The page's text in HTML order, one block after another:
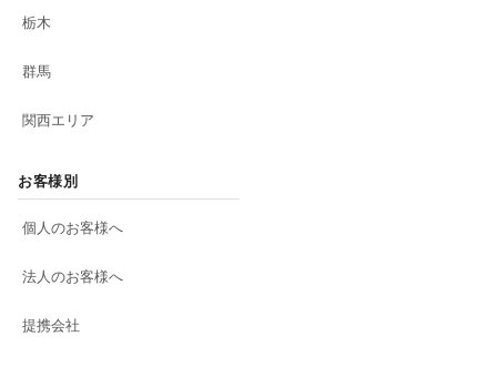
栃木
群馬
関西エリア
お客様別
個人のお客様へ
法人のお客様へ
提携会社